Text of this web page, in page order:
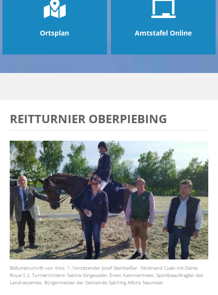
Ortsplan Amtstafel Online
REITTURNIER OBERPIEBING
Bildunterschrift: von links: 1. Vorsitzender Josef Steinbeißer, .Ferdinand Csaki mit Dante
Royal S 2, Turnierrichterin Sabine Gingeseder, Erwin Kammermeier, Sportbeauftragter des
Landratsamtes, Bürgermeister der Gemeinde Salching Alfons Neumeier